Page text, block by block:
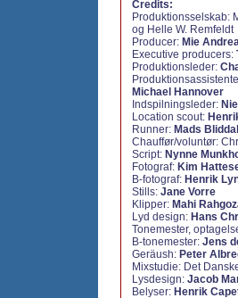
Credits:
Produktionsselskab:
og Helle W. Remfeldt
Producer: Mie
Executive producers:
Produktionsleder:
Michael Hannover
Indspilningsleder:
Location scout:
Runner: Mads Bliddal
Chauffør/voluntør:
Script: Nynne
Fotograf: Kim
B-fotograf: Henrik
Stills: Jane Vorre
Klipper: Mahi
Lyd design: Hans
Tonemester,
B-tonemester: Jens
Geräush: Peter
Mixstudie: Det
Lysdesign: Jacob
Belyser: Henrik